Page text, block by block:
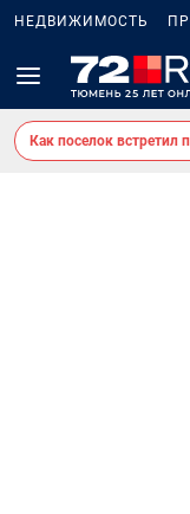
НЕДВИЖИМОСТЬ
Как поселок встретил